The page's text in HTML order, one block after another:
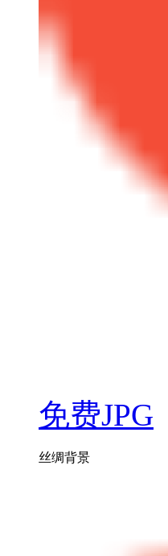
免费JPG
丝绸背景